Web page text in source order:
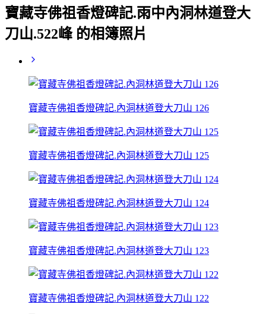
寶藏寺佛祖香燈碑記.雨中內洞林道登大
刀山.522峰 的相簿照片
寶藏寺佛祖香燈碑記.內洞林道登大刀山 126
寶藏寺佛祖香燈碑記.內洞林道登大刀山 125
寶藏寺佛祖香燈碑記.內洞林道登大刀山 124
寶藏寺佛祖香燈碑記.內洞林道登大刀山 123
寶藏寺佛祖香燈碑記.內洞林道登大刀山 122